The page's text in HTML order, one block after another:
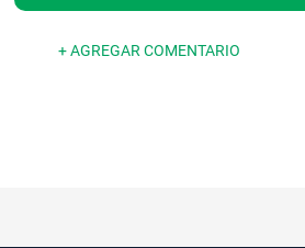
+ AGREGAR COMENTARIO